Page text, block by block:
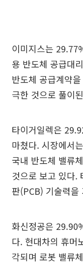
이미지스는
용 반도체 공급대
반도체 공급계약
극한 것으로 풀이
타이거일렉은
마쳤다. 시장에서
국내 반도체 밸류
것으로 보고 있다.
판(PCB) 기술력을
화신정공은
다. 현대차의 휴머
각되며 로봇 밸류